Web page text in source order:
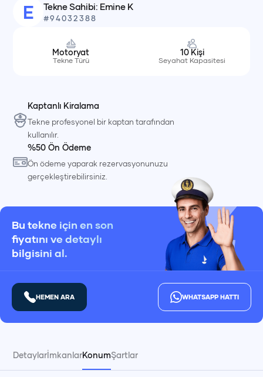
E Tekne Sahibi: Emine K
#94032388
Motoryat
Tekne Türü
10 Kişi
Seyahat Kapasitesi
Kaptanlı Kiralama
Tekne profesyonel bir kaptan tarafından
kullanılır.
%50 Ön Ödeme
Ön ödeme yaparak rezervasyonunuzu
gerçekleştirebilirsiniz.
Bu tekne için en son
fiyatını ve detaylı
bilgisini al.
HEMEN ARA WHATSAPP HATTI
DetaylarİmkanlarKonumŞartlar